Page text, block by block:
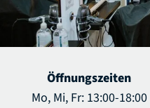
Öffnungszeiten
Mo, Mi, Fr: 13:00-18:00